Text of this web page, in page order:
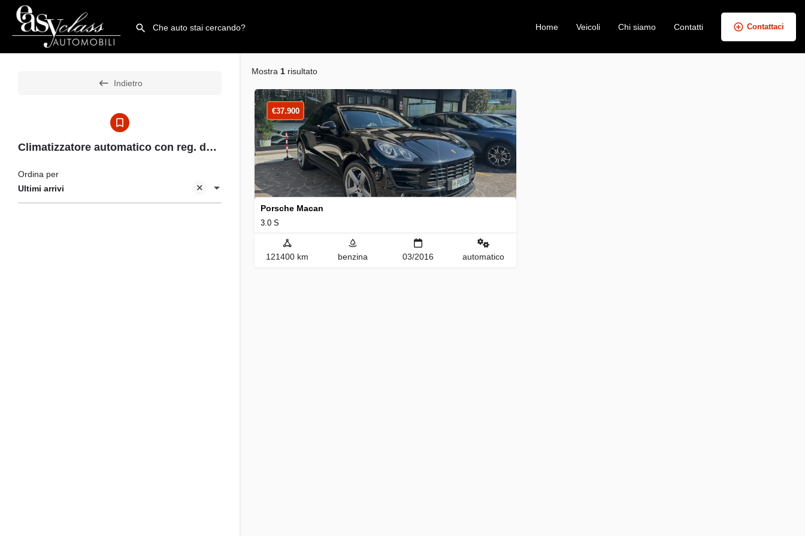
Home Veicoli Chi siamo Contatti Contattaci
Indietro
Climatizzatore automatico con reg. della temperatura separata
Ultimi arrivi
Ordina per
Mostra 1 risultato
Porsche Macan
3.0 S
€37.900
121400 km benzina 03/2016 automatico